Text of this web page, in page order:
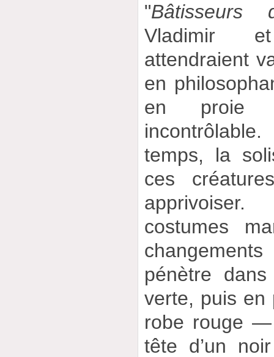
"Bâtisseurs
Vladimir
attendraient
en
en proie
temps, la
ces
costumes
pénètre
verte, puis en
robe rouge
tête d’un